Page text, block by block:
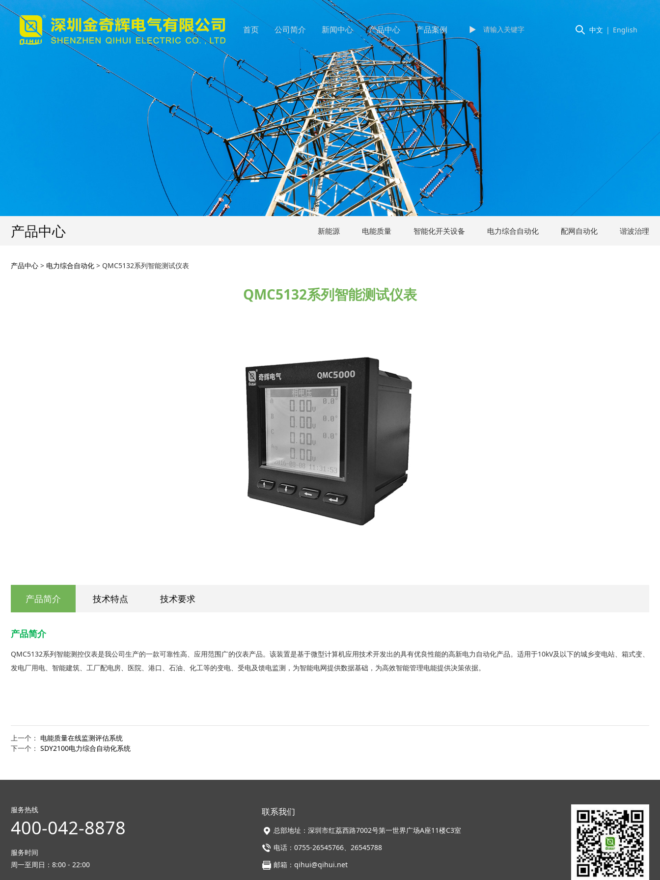
中文 | English
首页 公司简介 新闻中心 产品中心 产品案例 ►
产品中心 新能源 电能质量 智能化开关设备 电力综合自动化 配网自动化 谐波治理
QMC5132系列智能测试仪表
产品中心 > 电力综合自动化 > QMC5132系列智能测试仪表
QMC5132系列智能测试仪表
产品简介 技术特点 技术要求
产品简介
QMC5132系列智能测控仪表是我公司生产的一款可靠性高、应用范围广的仪表产品。该装置是基于微型计算机应用技术开发出的具有优良性能的高新电力自动化产品。适用于10kV及以下的城乡变电站、箱式变、
发电厂用电、智能建筑、工厂配电房、医院、港口、石油、化工等的变电、受电及馈电监测，为智能电网提供数据基础，为高效智能管理电能提供决策依据。
上一个： 电能质量在线监测评估系统
下一个： SDY2100电力综合自动化系统
服务热线
400-042-8878
服务时间
周一至周日：8:00 - 22:00
联系我们
总部地址：深圳市红荔西路7002号第一世界广场A座11楼C3室
电话：0755-26545766、26545788
邮箱：qihui@qihui.net